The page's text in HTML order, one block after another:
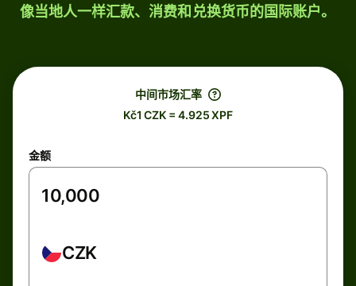
像当地人一样汇款、消费和兑换货币的国际账户。
中间市场汇率
Kč1 CZK = 4.925 XPF
金额
CZK